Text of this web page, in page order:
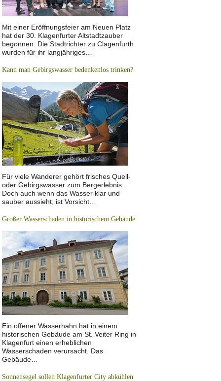
Mit einer Eröffnungsfeier am Neuen Platz
hat der 30. Klagenfurter Altstadtzauber
begonnen. Die Stadtrichter zu Clagenfurth
wurden für ihr langjähriges…
Kann man Gebirgswasser bedenkenlos trinken?
Für viele Wanderer gehört frisches Quell-
oder Gebirgswasser zum Bergerlebnis.
Doch auch wenn das Wasser klar und
sauber aussieht, ist Vorsicht…
Großer Wasserschaden in historischem Gebäude
Ein offener Wasserhahn hat in einem
historischen Gebäude am St. Veiter Ring in
Klagenfurt einen erheblichen
Wasserschaden verursacht. Das
Gebäude…
Sonnensegel sollen Klagenfurter City abkühlen